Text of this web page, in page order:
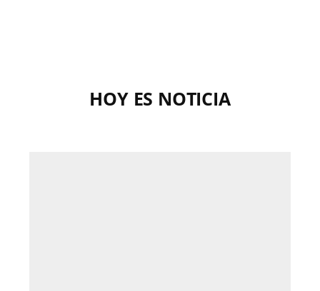
HOY ES NOTICIA